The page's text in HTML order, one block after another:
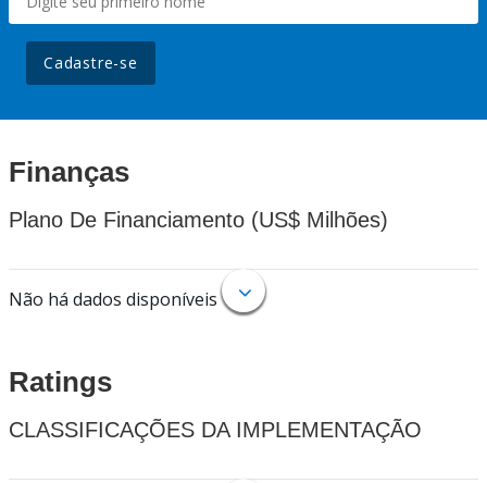
Cadastre-se
Finanças
Plano De Financiamento (US$ Milhões)
Não há dados disponíveis
Ratings
CLASSIFICAÇÕES DA IMPLEMENTAÇÃO